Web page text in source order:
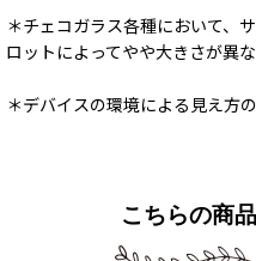
＊チェコガラス各種において、
ロットによってやや大きさが異
＊デバイスの環境による見え方
こちらの商